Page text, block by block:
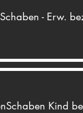
- Erw.
Kind